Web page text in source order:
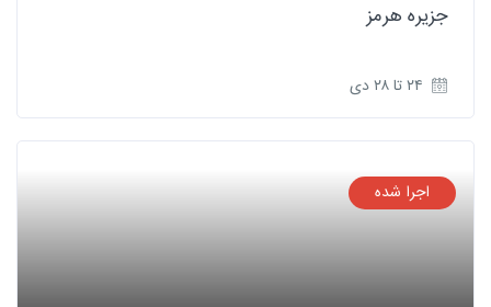
جزیره هرمز
۲۴ تا ۲۸ دی
اجرا شده